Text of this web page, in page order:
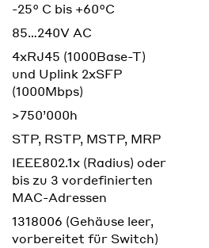
-25° C bis +60°C
85…240V AC
4xRJ45 (1000Base-T)
und Uplink 2xSFP
(1000Mbps)
>750’000h
STP, RSTP, MSTP, MRP
IEEE802.1x (Radius) oder
bis zu 3 vordefinierten
MAC-Adressen
1318006 (Gehäuse leer,
vorbereitet für Switch)